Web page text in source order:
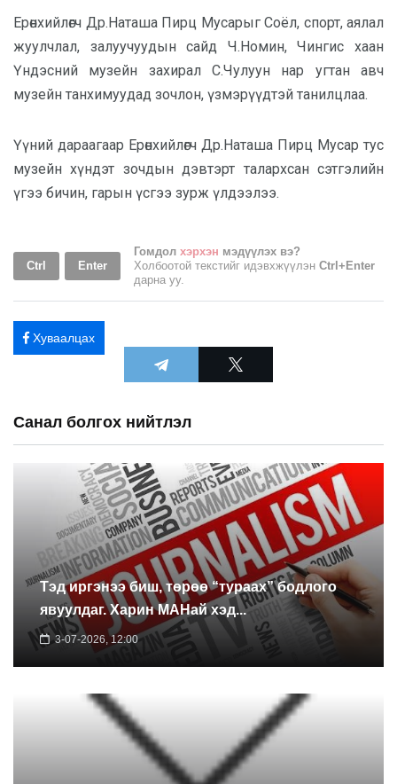
Ерөнхийлөгч Др.Наташа Пирц Мусарыг Соёл, спорт, аялал
жуулчлал, залуучуудын сайд Ч.Номин, Чингис хаан
Үндэсний музейн захирал С.Чулуун нар угтан авч
музейн танхимуудад зочлон, үзмэрүүдтэй танилцлаа.
Үүний дараагаар Ерөнхийлөгч Др.Наташа Пирц Мусар тус
музейн хүндэт зочдын дэвтэрт талархсан сэтгэлийн
үгээ бичин, гарын үсгээ зурж үлдээлээ.
Ctrl Enter
Гомдол хэрхэн мэдүүлэх вэ?
Холбоотой текстийг идэвхжүүлэн Ctrl+Enter
дарна уу.
Хуваалцах
Санал болгох нийтлэл
Тэд иргэнээ биш, төрөө “тураах” бодлого
явуулдаг. Харин МАНай хэд...
3-07-2026, 12:00